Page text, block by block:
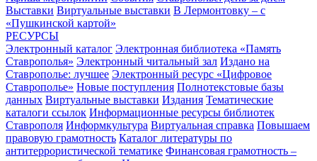
Выставки Виртуальные выставки В Лермонтовку – с
«Пушкинской картой»
РЕСУРСЫ
Электронный каталог Электронная библиотека «Память
Ставрополья» Электронный читальный зал Издано на
Ставрополье: лучшее Электронный ресурс «Цифровое
Ставрополье» Новые поступления Полнотекстовые базы
данных Виртуальные выставки Издания Тематические
каталоги ссылок Информационные ресурсы библиотек
Ставрополя Информкультура Виртуальная справка Повышаем
правовую грамотность Каталог литературы по
антитеррористической тематике Финансовая грамотность –